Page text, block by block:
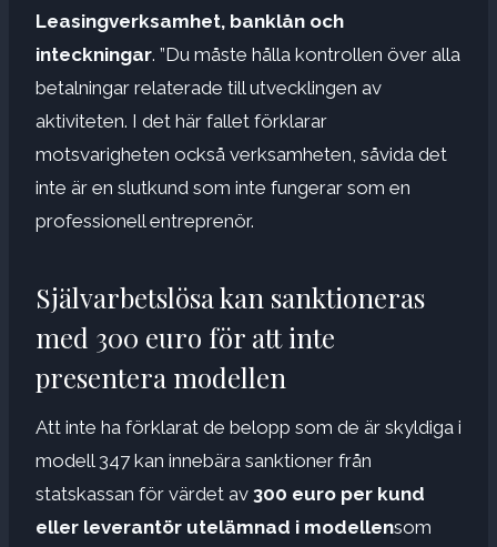
Leasingverksamhet, banklån och
inteckningar. ”Du måste hålla kontrollen över alla
betalningar relaterade till utvecklingen av
aktiviteten. I det här fallet förklarar
motsvarigheten också verksamheten, såvida det
inte är en slutkund som inte fungerar som en
professionell entreprenör.
Självarbetslösa kan sanktioneras
med 300 euro för att inte
presentera modellen
Att inte ha förklarat de belopp som de är skyldiga i
modell 347 kan innebära sanktioner från
statskassan för värdet av 300 euro per kund
eller leverantör utelämnad i modellensom